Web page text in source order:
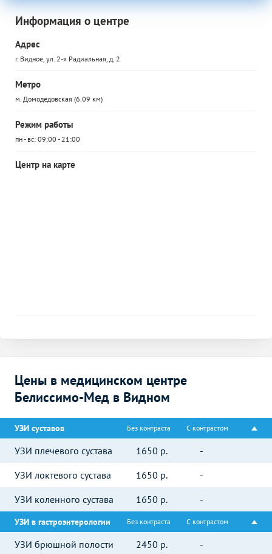
Информация о центре
Адрес
г. Видное, ул. 2-я Радиальная, д. 2
Метро
м. Домодедовская (6.09 км)
Режим работы
пн - вс: 09:00 - 21:00
Центр на карте
Цены в медицинском центре
Белиссимо-Мед в Видном
УЗИ суставов Без контраста С контрастом
УЗИ плечевого сустава 1650 р.
-
УЗИ локтевого сустава
1650 р.
-
УЗИ коленного сустава
1650 р. -
УЗИ в гастроэнтерологии Без контраста С контрастом
УЗИ брюшной полости 2450 р. -